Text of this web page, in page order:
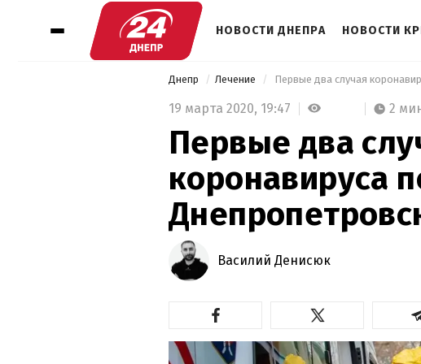
НОВОСТИ ДНЕПРА НОВОСТИ
Днепр Лечение Первые два случая
19 марта 2020, 19:47 2
Первые два
коронавируса
Василий Денисюк